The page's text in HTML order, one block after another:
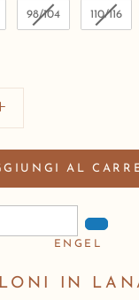
98/104 110/116
AL
ENGEL
IN